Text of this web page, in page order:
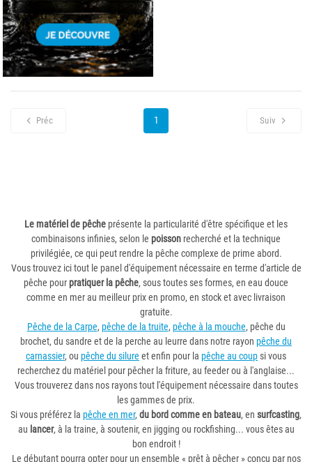
Préc 1 Suiv
Le matériel de pêche présente la particularité d'être spécifique et les
combinaisons infinies, selon le poisson recherché et la technique
privilégiée, ce qui peut rendre la pêche complexe de prime abord.
Vous trouvez ici tout le panel d'équipement nécessaire en terme d'article de
pêche pour pratiquer la pêche, sous toutes ses formes, en eau douce
comme en mer au meilleur prix en promo, en stock et avec livraison
gratuite.
Pêche de la Carpe, pêche de la truite, pêche à la mouche, pêche du
brochet, du sandre et de la perche au leurre dans notre rayon pêche du
carnassier, ou pêche du silure et enfin pour la pêche au coup si vous
recherchez du matériel pour pêcher la friture, au feeder ou à l'anglaise...
Vous trouverez dans nos rayons tout l'équipement nécessaire dans toutes
les gammes de prix.
Si vous préférez la pêche en mer, du bord comme en bateau, en surfcasting,
au lancer, à la traine, à soutenir, en jigging ou rockfishing... vous êtes au
bon endroit !
Le débutant pourra opter pour un ensemble « prêt à pêcher » conçu par nos